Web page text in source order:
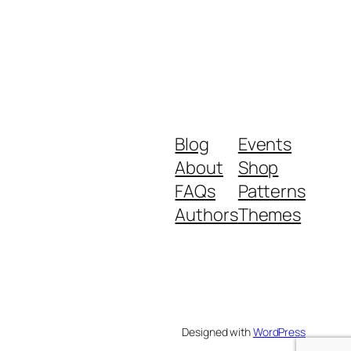
Blog
About
FAQs
Authors
Events
Shop
Patterns
Themes
Designed withWordPress